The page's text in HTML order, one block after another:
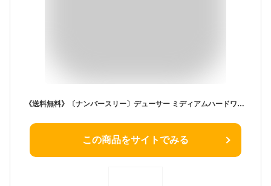
《送料無料》〔ナンバースリー〕デューサー ミディアムハードワックス 4 80g〔003〕
この商品をサイトでみる